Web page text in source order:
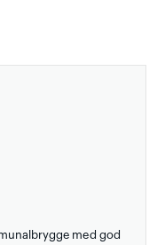
med god